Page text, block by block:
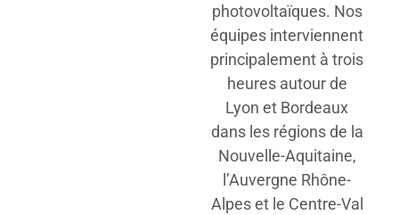
photovoltaïques. Nos
équipes interviennent
principalement à trois
heures autour de
Lyon et Bordeaux
dans les régions de la
Nouvelle-Aquitaine,
l’Auvergne Rhône-
Alpes et le Centre-Val